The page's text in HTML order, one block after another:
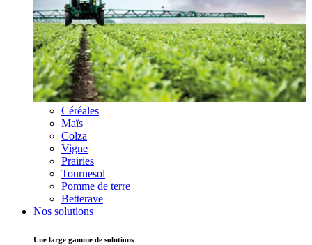
Céréales
Maïs
Colza
Vigne
Prairies
Tournesol
Pomme de terre
Betterave
Nos solutions
Une large gamme de solutions